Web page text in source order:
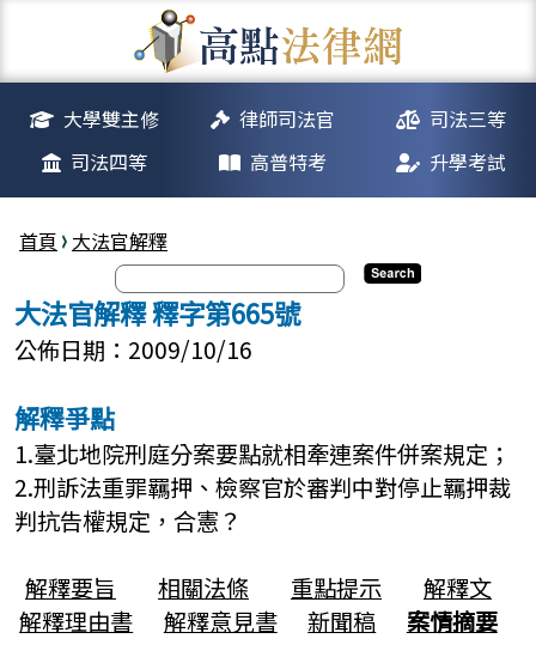
大學雙主修 律師司法官
司法三等
司法四等
高普特考 升學考試
首頁 大法官解釋
大法官解釋 釋字第665號
公佈日期：2009/10/16
解釋爭點
1.臺北地院刑庭分案要點就相牽連案件併案規定；
2.刑訴法重罪羈押、檢察官於審判中對停止羈押裁
判抗告權規定，合憲？
解釋要旨
相關法條 重點提示
解釋文
解釋理由書
解釋意見書 新聞稿 案情摘要